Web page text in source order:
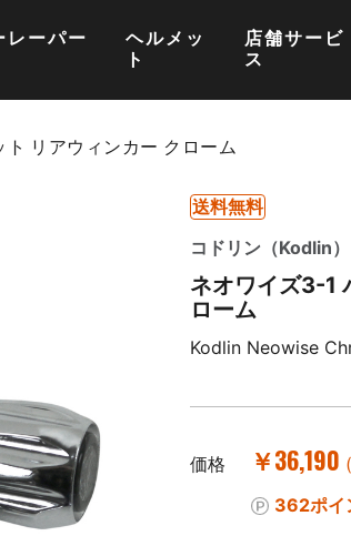
レーパー
ヘルメッ
ト
店舗サービ
ス
リアウィンカー クローム
送料無料
コドリン（Kodlin）
ネオワイズ3-1
ローム
Kodlin Neowise
価格 ￥36,190
362ポイ